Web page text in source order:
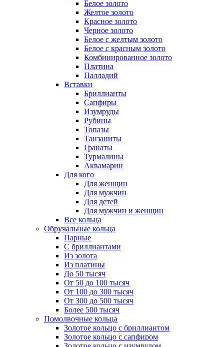
Белое золото
Желтое золото
Красное золото
Черное золото
Белое с желтым золото
Белое с красным золото
Комбинированное золото
Платина
Палладий
Вставки
Бриллианты
Сапфиры
Изумруды
Рубины
Топазы
Танзаниты
Гранаты
Турмалины
Аквамарин
Для кого
Для женщин
Для мужчин
Для детей
Для мужчин и женщин
Все кольца
Обручальные кольца
Парные
С бриллиантами
Из золота
Из платины
До 50 тысяч
От 50 до 100 тысяч
От 100 до 300 тысяч
От 300 до 500 тысяч
Более 500 тысяч
Помолвочные кольца
Золотое кольцо с бриллиантом
Золотое кольцо с сапфиром